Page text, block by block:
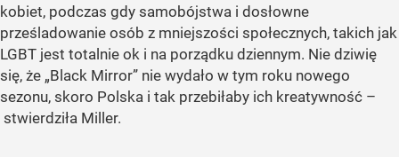
kobiet, podczas gdy samobójstwa i dosłowne
prześladowanie osób z mniejszości społecznych, takich jak
LGBT jest totalnie ok i na porządku dziennym. Nie dziwię
się, że „Black Mirror” nie wydało w tym roku nowego
sezonu, skoro Polska i tak przebiłaby ich kreatywność –
stwierdziła Miller.